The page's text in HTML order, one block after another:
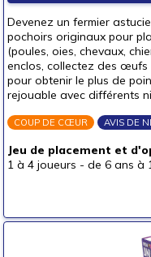
Devenez un fermier
pochoirs originaux pour
(poules, oies, chevaux,
enclos, collectez des œufs
pour obtenir le plus de
rejouable avec différents
COUP DE CŒUR AVIS DE
Jeu de placement et
1 à 4 joueurs - de 6 ans à